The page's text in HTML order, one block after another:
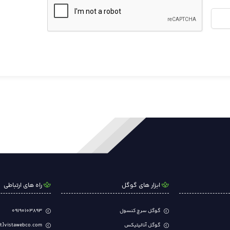
ابزار های گوگل
گوگل سرچ کنسول
گوگل آنالیتیکس
راه های ارتباطی
09190103893